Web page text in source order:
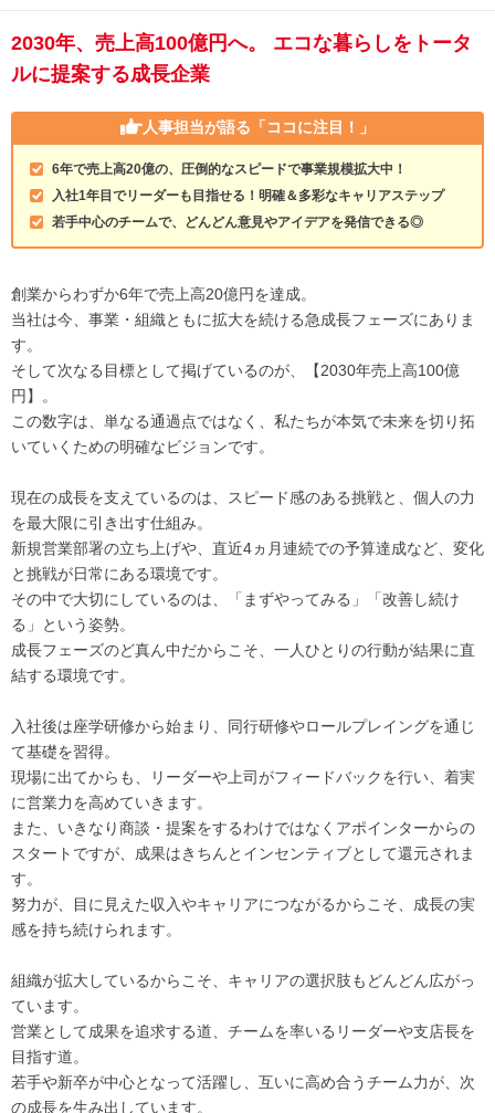
2030年、売上高100億円へ。 エコな暮らしをトータ
ルに提案する成長企業
人事担当が語る 「ココに注目！」
6年で売上高20億の、圧倒的なスピードで事業規模拡大中！
入社1年目でリーダーも目指せる！明確＆多彩なキャリアステップ
若手中心のチームで、どんどん意見やアイデアを発信できる◎
創業からわずか6年で売上高20億円を達成。
当社は今、事業・組織ともに拡大を続ける急成長フェーズにありま
す。
そして次なる目標として掲げているのが、【2030年売上高100億
円】。
この数字は、単なる通過点ではなく、私たちが本気で未来を切り拓
いていくための明確なビジョンです。
現在の成長を支えているのは、スピード感のある挑戦と、個人の力
を最大限に引き出す仕組み。
新規営業部署の立ち上げや、直近4ヵ月連続での予算達成など、変化
と挑戦が日常にある環境です。
その中で大切にしているのは、「まずやってみる」「改善し続け
る」という姿勢。
成長フェーズのど真ん中だからこそ、一人ひとりの行動が結果に直
結する環境です。
入社後は座学研修から始まり、同行研修やロールプレイングを通じ
て基礎を習得。
現場に出てからも、リーダーや上司がフィードバックを行い、着実
に営業力を高めていきます。
また、いきなり商談・提案をするわけではなくアポインターからの
スタートですが、成果はきちんとインセンティブとして還元されま
す。
努力が、目に見えた収入やキャリアにつながるからこそ、成長の実
感を持ち続けられます。
組織が拡大しているからこそ、キャリアの選択肢もどんどん広がっ
ています。
営業として成果を追求する道、チームを率いるリーダーや支店長を
目指す道。
若手や新卒が中心となって活躍し、互いに高め合うチーム力が、次
の成長を生み出しています。